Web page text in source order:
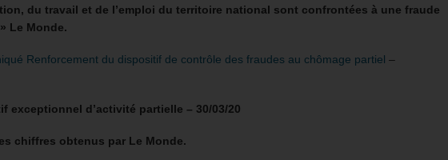
du travail et de l’emploi du territoire national sont confrontées à une fraude
Le Monde.
Renforcement du dispositif de contrôle des fraudes au chômage partiel –
exceptionnel d’activité partielle – 30/03/20
chiffres obtenus par Le Monde.